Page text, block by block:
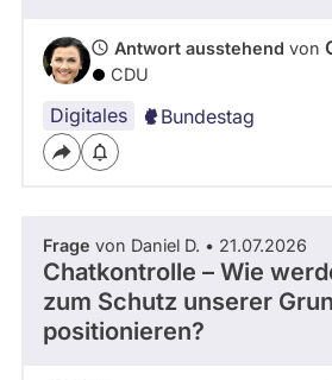
Antwort ausstehend von
CDU
Digitales Bundestag
Frage von Daniel D. • 21.07.2026
Chatkontrolle – Wie
zum Schutz unserer
positionieren?